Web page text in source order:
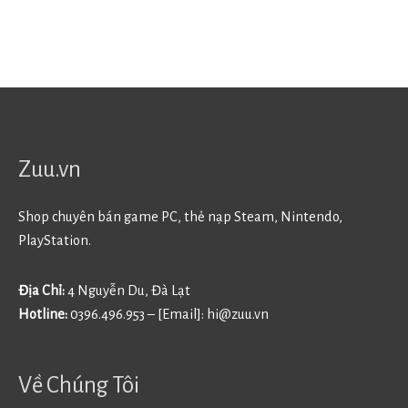
Zuu.vn
Shop chuyên bán game PC, thẻ nạp Steam, Nintendo,
PlayStation.
Địa Chỉ:4 Nguyễn Du, Đà Lạt
Hotline:0396.496.953 – [Email]: hi@zuu.vn
Về Chúng Tôi